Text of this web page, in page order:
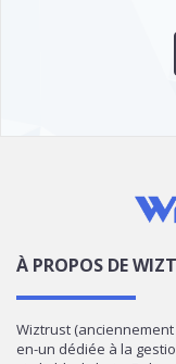
À PROPOS DE
Wiztrust
en-un dédiée à la